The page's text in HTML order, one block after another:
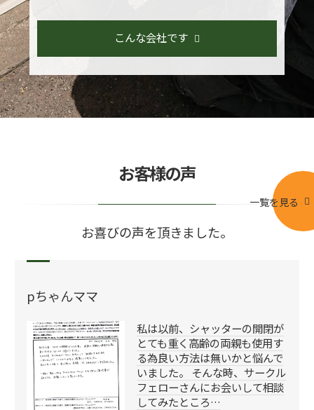
こんな会社です
お客様の声
お喜びの声を頂きました。
一覧を見る
pちゃんママ
私は以前、シャッターの開閉が
とても重く高齢の両親も使用す
る為良い方法は無いかと悩んで
いました。 そんな時、サークル
フェローさんにお会いして相談
してみたところ…